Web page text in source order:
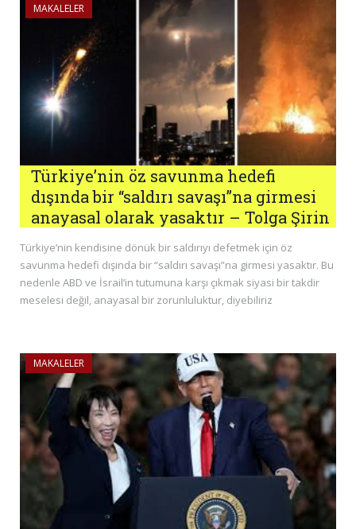
MAKALELER
Türkiye’nin öz savunma hedefi
dışında bir “saldırı savaşı”na girmesi
anayasal olarak yasaktır – Tolga Şirin
Türkiye’nin kendisine dönük bir saldırıyı defetmek için öz
savunma hedefi dışında bir “saldırı savaşı”na girmesi yasaktır. Bu
nedenle ABD ve İsrail’in tutumuna karşı çıkmak siyasi bir takdir
meselesi değil, anayasal bir zorunluluktur, diyebiliriz
MAKALELER